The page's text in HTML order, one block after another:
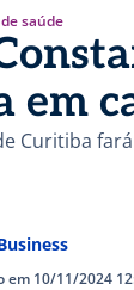
saúde
em
Curitiba
em 10/11/2024